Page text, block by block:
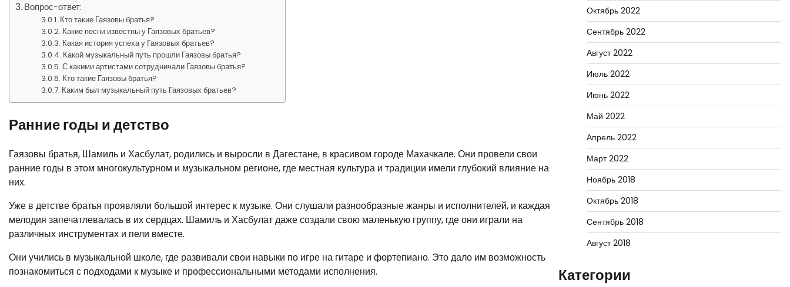
Вопрос-ответ:
Кто такие Гаязовы братья?
Какие песни известны у Гаязовых братьев?
Какая история успеха у Гаязовых братьев?
Какой музыкальный путь прошли Гаязовы братья?
С какими артистами сотрудничали Гаязовы братья?
Кто такие Гаязовы братья?
Каким был музыкальный путь Гаязовых братьев?
Ранние годы и детство
Гаязовы братья, Шамиль и Хасбулат, родились и выросли в Дагестане, в красивом городе Махачкале. Они провели свои
ранние годы в этом многокультурном и музыкальном регионе, где местная культура и традиции имели глубокий влияние на
них.
Уже в детстве братья проявляли большой интерес к музыке. Они слушали разнообразные жанры и исполнителей, и каждая
мелодия запечатлевалась в их сердцах. Шамиль и Хасбулат даже создали свою маленькую группу, где они играли на
различных инструментах и пели вместе.
Они учились в музыкальной школе, где развивали свои навыки по игре на гитаре и фортепиано. Это дало им возможность
познакомиться с подходами к музыке и профессиональными методами исполнения.
Октябрь 2022
Сентябрь 2022
Август 2022
Июль 2022
Июнь 2022
Май 2022
Апрель 2022
Март 2022
Ноябрь 2018
Октябрь 2018
Сентябрь 2018
Август 2018
Категории